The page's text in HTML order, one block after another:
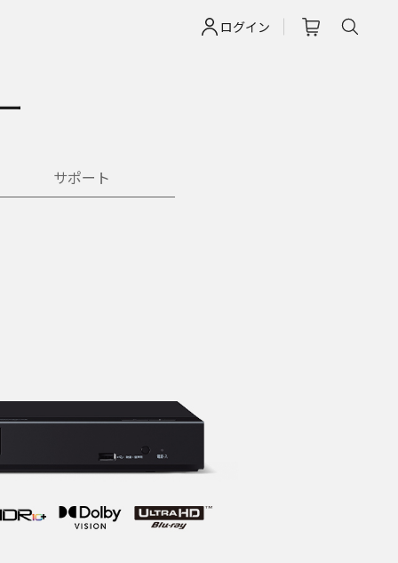
ログイン
サポート